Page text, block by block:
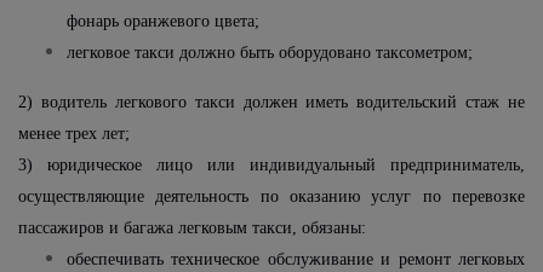
фонарь оранжевого цвета;
легковое такси должно быть оборудовано таксометром;
2) водитель легкового такси должен иметь водительский стаж не
менее трех лет;
3) юридическое лицо или индивидуальный предприниматель,
осуществляющие деятельность по оказанию услуг по перевозке
пассажиров и багажа легковым такси, обязаны:
обеспечивать техническое обслуживание и ремонт легковых